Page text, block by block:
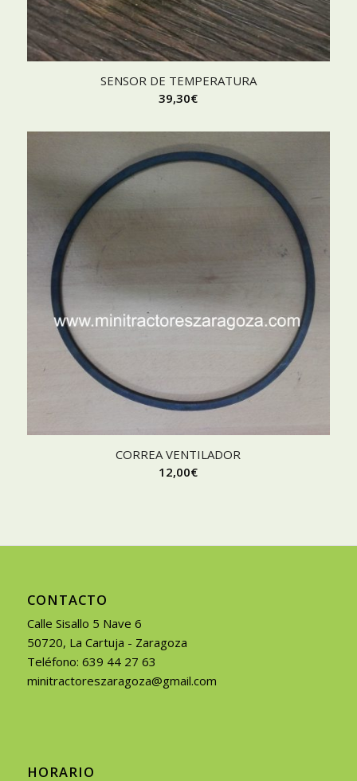
SENSOR DE TEMPERATURA
39,30€
CORREA VENTILADOR
12,00€
CONTACTO
Calle Sisallo 5 Nave 6
50720, La Cartuja - Zaragoza
Teléfono: 639 44 27 63
minitractoreszaragoza@gmail.com
HORARIO